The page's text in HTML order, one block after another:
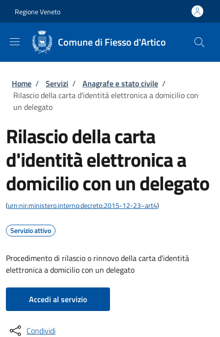
Regione Veneto
Comune di Fiesso d'Artico
Briciole di pane
Home / Servizi / Anagrafe e stato civile /
Rilascio della carta d'identità elettronica a domicilio con
un delegato
Rilascio della carta
d'identità elettronica a
domicilio con un delegato
(urn:nir:ministero.interno:decreto:2015-12-23~art4)
Servizio attivo
Procedimento di rilascio o rinnovo della carta d'identità
elettronica a domicilio con un delegato
Accedi al servizio
Condividi